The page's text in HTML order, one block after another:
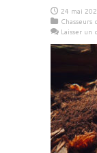
24 mai
Laisser un